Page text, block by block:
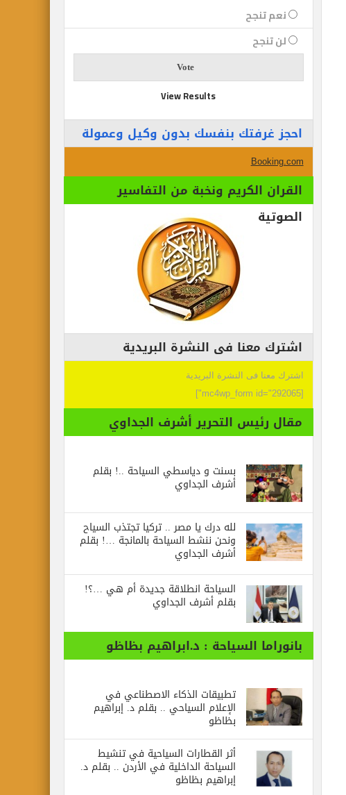
نعم تنجح
لن تنجح
View Results
احجز غرفتك بنفسك بدون وكيل وعمولة
Booking.com
القران الكريم ونخبة من التفاسير
الصوتية
اشترك معنا فى النشرة البريدية
اشترك معنا فى النشرة البريدية
[mc4wp_form id="292065"]
مقال رئيس التحرير أشرف الجداوي
بسنت و دياسطي السياحة ..! بقلم
أشرف الجداوي
لله درك يا مصر .. تركيا تجتذب السياح
ونحن ننشط السياحة بالمانجة …! بقلم
أشرف الجداوي
السياحة انطلاقة جديدة أم هي …؟!
بقلم أشرف الجداوي
بانوراما السياحة : د.ابراهيم بظاظو
تطبيقات الذكاء الاصطناعي في
الإعلام السياحي .. بقلم د. إبراهيم
بظاظو
أثر القطارات السياحية في تنشيط
السياحة الداخلية في الأردن .. بقلم د.
إبراهيم بظاظو